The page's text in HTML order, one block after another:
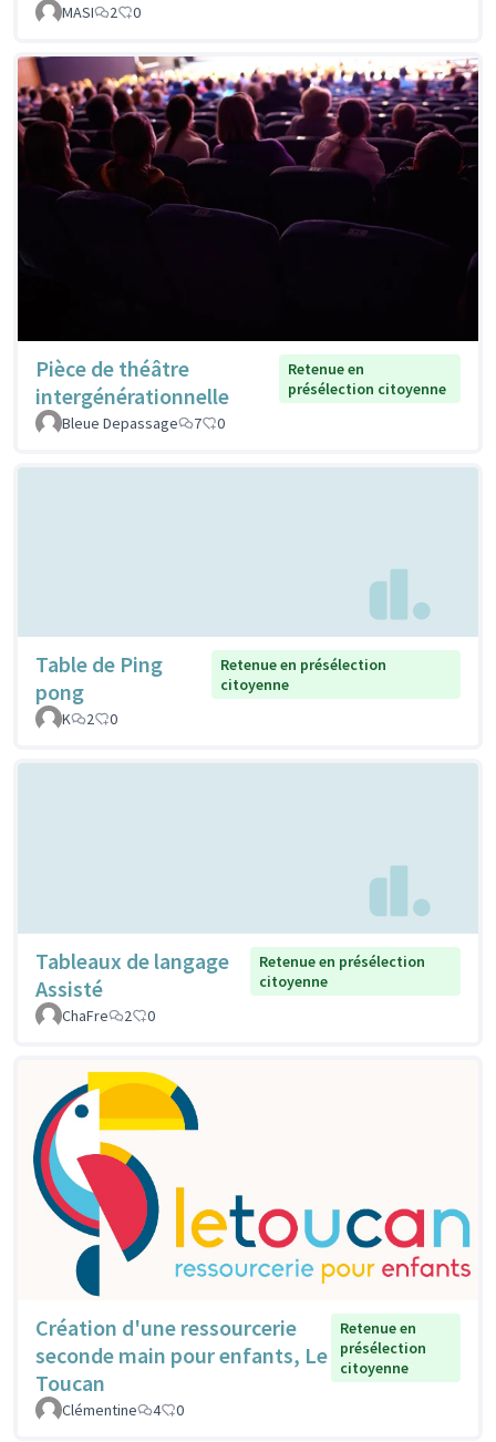
MASI 2 0
Pièce de théâtre
intergénérationnelle
Retenue en
présélection citoyenne
Bleue Depassage
7 0
Table de Ping
pong
Retenue en présélection
citoyenne
K
2 0
Tableaux de langage
Assisté
Retenue en présélection
citoyenne
ChaFre
2 0
Création d'une ressourcerie
seconde main pour enfants, Le
Toucan
Retenue en
présélection
citoyenne
Clémentine 4 0